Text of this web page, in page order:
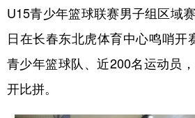
文化 书画 健康
法律
U15青少年篮球联赛男子组区域
日在长春东北虎体育中心鸣哨开
青少年篮球队、近200名运动员
开比拼。